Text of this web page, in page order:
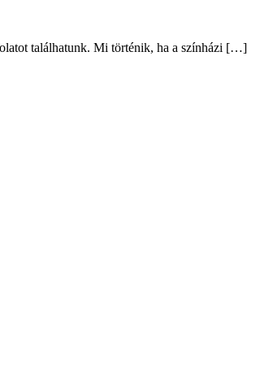
találhatunk. Mi történik, ha a színházi […]